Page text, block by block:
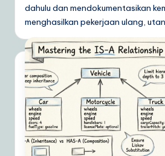
dahulu dan mendokumentasikan
menghasilkan pekerjaan ulang,